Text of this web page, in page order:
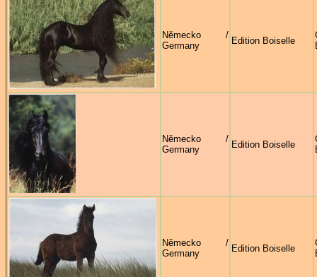
Německo /
Germany
Edition Boiselle
Německo /
Germany
Edition Boiselle
Německo /
Germany
Edition Boiselle